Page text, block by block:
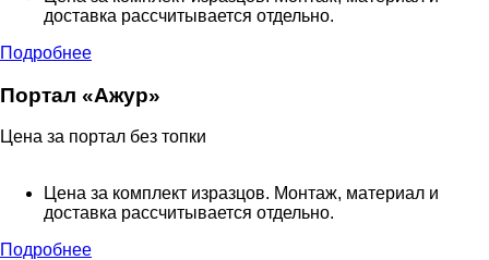
доставка рассчитывается отдельно.
Подробнее
Портал «Ажур»
Цена за портал без топки
Цена за комплект изразцов. Монтаж, материал и
доставка рассчитывается отдельно.
Подробнее